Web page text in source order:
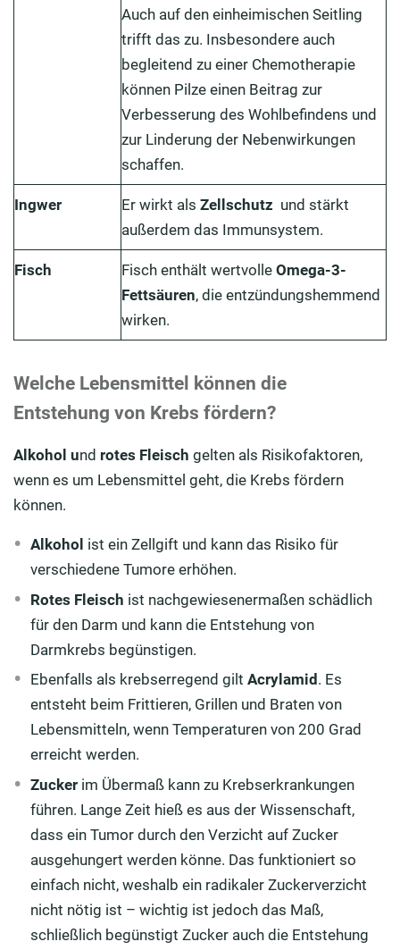
Auch auf den einheimischen Seitling
trifft das zu. Insbesondere auch
begleitend zu einer Chemotherapie
können Pilze einen Beitrag zur
Verbesserung des Wohlbefindens und
zur Linderung der Nebenwirkungen
schaffen.
Ingwer Er wirkt als Zellschutz und stärkt
außerdem das Immunsystem.
Fisch Fisch enthält wertvolle Omega-3-
Fettsäuren, die entzündungshemmend
wirken.
Welche Lebensmittel können die
Entstehung von Krebs fördern?
Alkohol und rotes Fleisch gelten als Risikofaktoren,
wenn es um Lebensmittel geht, die Krebs fördern
können.
Alkohol ist ein Zellgift und kann das Risiko für
verschiedene Tumore erhöhen.
Rotes Fleisch ist nachgewiesenermaßen schädlich
für den Darm und kann die Entstehung von
Darmkrebs begünstigen.
Ebenfalls als krebserregend giltAcrylamid . Es
entsteht beim Frittieren, Grillen und Braten von
Lebensmitteln, wenn Temperaturen von 200 Grad
erreicht werden.
Zucker im Übermaß kann zu Krebserkrankungen
führen. Lange Zeit hieß es aus der Wissenschaft,
dass ein Tumor durch den Verzicht auf Zucker
ausgehungert werden könne. Das funktioniert so
einfach nicht, weshalb ein radikaler Zuckerverzicht
nicht nötig ist – wichtig ist jedoch das Maß,
schließlich begünstigt Zucker auch die Entstehung